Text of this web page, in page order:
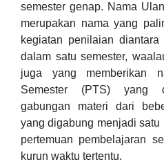
semester genap. Nama
merupakan nama yang
kegiatan penilaian
dalam satu semester,
juga yang memberikan
Semester (PTS) yang
gabungan materi dari
yang digabung menjadi
pertemuan pembelajaran
kurun waktu tertentu.